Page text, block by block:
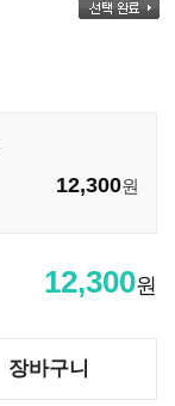
12,300원
12,300원
장바구니